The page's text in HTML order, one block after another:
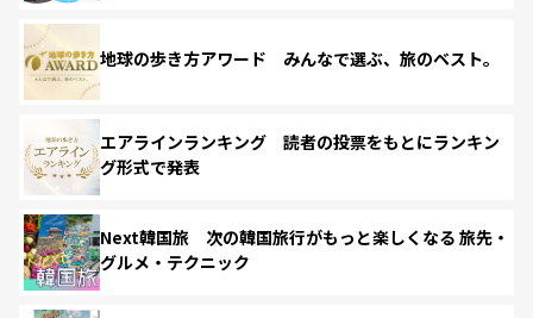
地球の歩き方アワード みんなで選ぶ、旅のベスト。
エアラインランキング 読者の投票をもとにランキン
グ形式で発表
Next韓国旅 次の韓国旅行がもっと楽しくなる 旅先・
グルメ・テクニック